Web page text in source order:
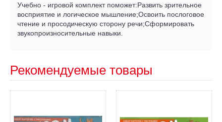
Учебно - игровой комплект поможет:Развить зрительное
восприятие и логическое мышление;Освоить послоговое
чтение и просодическую сторону речи;Сформировать
звукопроизносительные навыки.
Рекомендуемые товары